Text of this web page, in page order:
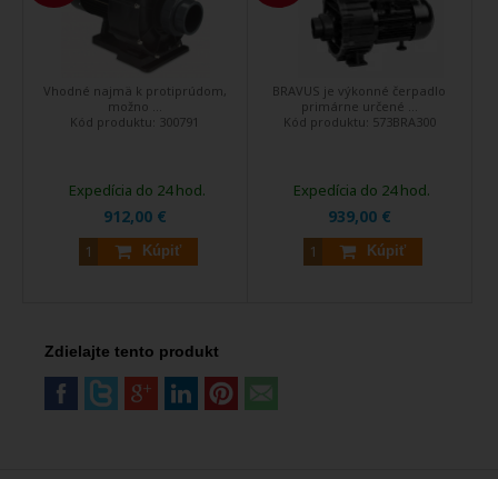
Vhodné najmä k protiprúdom,
možno ...
Kód produktu: 300791
912,00 €
Kúpiť
Expedícia do 24 hod.
BRAVUS je výkonné čerpadlo
primárne určené ...
Kód produktu: 573BRA300
939,00 €
Kúpiť
Expedícia do 24 hod.
Zdielajte tento produkt